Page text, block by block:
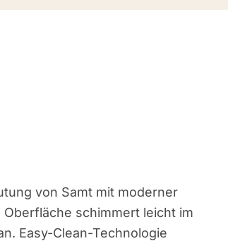
von Samt mit moderner
schimmert leicht im
Easy-Clean-Technologie